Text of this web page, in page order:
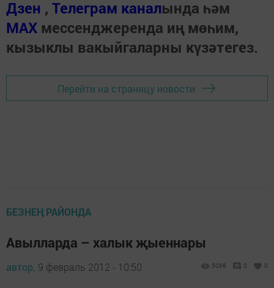
Дзен , Телеграм каналында һәм
МАХ мессенджеренда иң мөһим,
кызыклы вакыйгаларны күзәтегез.
Перейти на страницу новости
БЕЗНЕҢ РАЙОНДА
Авылларда – халык җыеннары
автор, 9 февраль 2012 - 10:50 5066 0 0